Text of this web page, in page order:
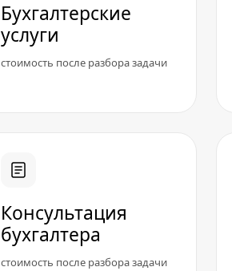
Бухгалтерские
услуги
стоимость после разбора задачи
Консультация
бухгалтера
стоимость после разбора задачи